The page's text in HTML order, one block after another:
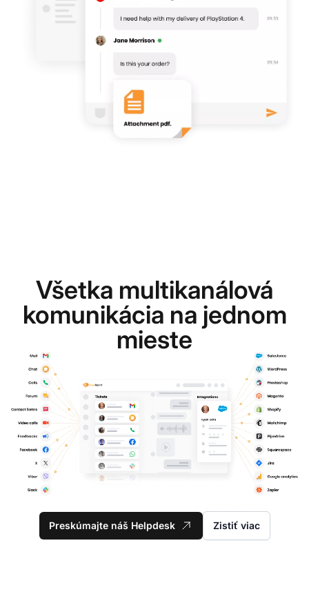
Všetka multikanálová
komunikácia na jednom
mieste
Preskúmajte náš Helpdesk Zistiť viac